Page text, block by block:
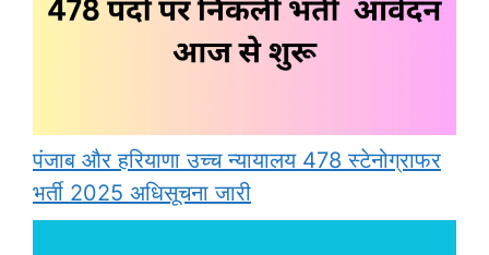
पंजाब और हरियाणा उच्च न्यायालय 478 स्टेनोग्राफर
भर्ती 2025 अधिसूचना जारी